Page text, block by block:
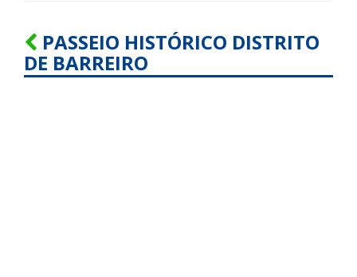
PASSEIO HISTÓRICO DISTRITO
DE BARREIRO